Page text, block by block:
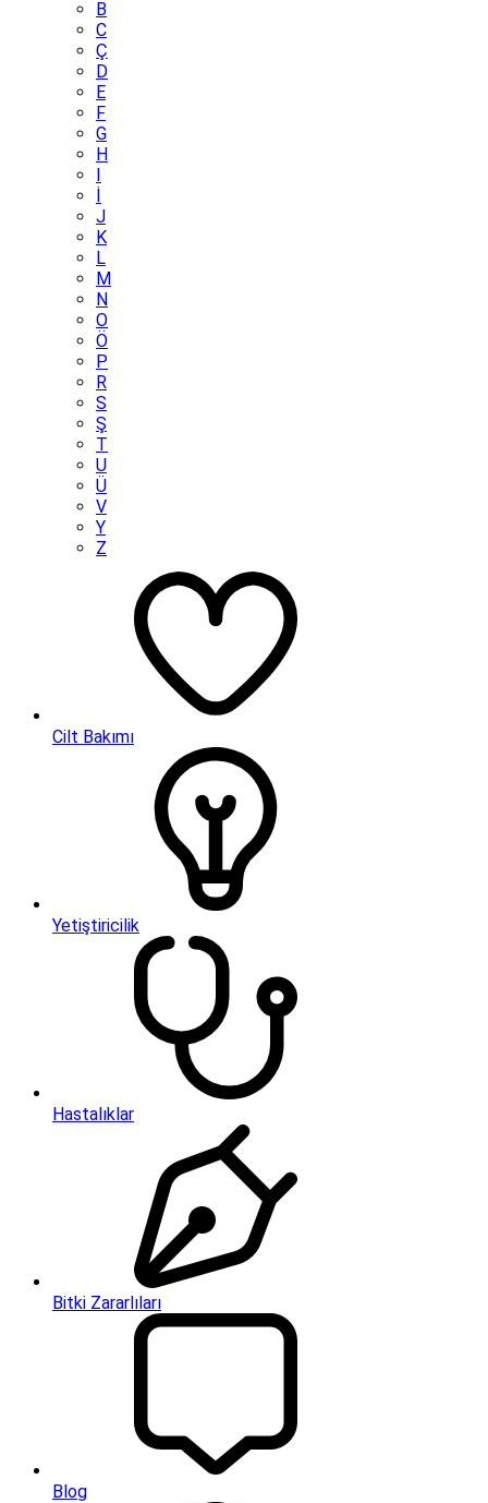
B
C
Ç
D
E
F
G
H
I
İ
J
K
L
M
N
O
Ö
P
R
S
Ş
T
U
Ü
V
Y
Z
Cilt Bakımı
Yetiştiricilik
Hastalıklar
Bitki Zararlıları
Blog